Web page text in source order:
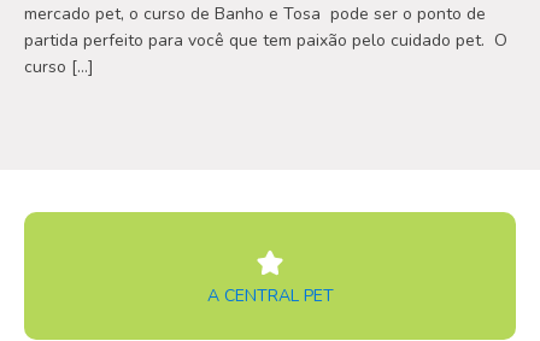
mercado pet, o curso de Banho e Tosa pode ser o ponto de
partida perfeito para você que tem paixão pelo cuidado pet. O
curso […]
A CENTRAL PET